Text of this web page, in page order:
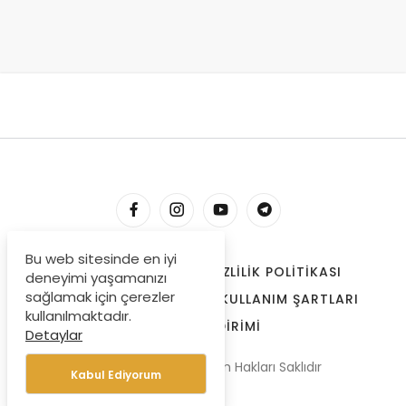
PAYLAŞ
HESABIM İLETIŞIM
GIZLILIK POLITIKASI
ÇEREZLER
BIZE ULAŞIN
KULLANIM ŞARTLARI
ÖDEME BILDIRIMI
© Copyright 2022, Tüm Hakları Saklıdır
Bu web sitesinde en iyi
deneyimi yaşamanızı
sağlamak için çerezler
kullanılmaktadır.
Detaylar
Kabul Ediyorum